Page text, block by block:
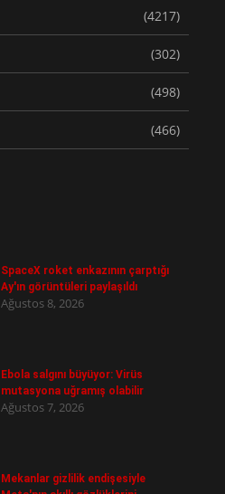
(4217)
(302)
(498)
(466)
SpaceX roket enkazının çarptığı
Ay'ın görüntüleri paylaşıldı
Ağustos 8, 2026
Ebola salgını büyüyor: Virüs
mutasyona uğramış olabilir
Ağustos 7, 2026
Mekanlar gizlilik endişesiyle